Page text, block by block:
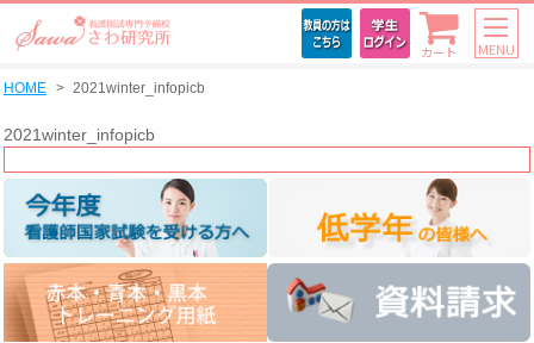
カート MENU
HOME 2021winter_infopicb
2021winter_infopicb